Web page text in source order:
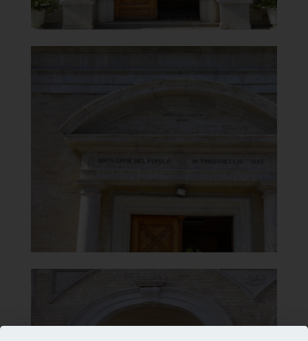
Santuario della Madonna del
[
Clicca per ingrandir
Santuario della Madonna del
Carmine